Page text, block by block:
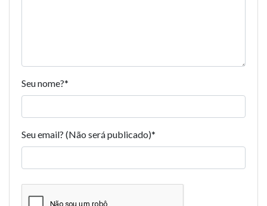
Seu nome?*
Seu email? (Não será publicado)*